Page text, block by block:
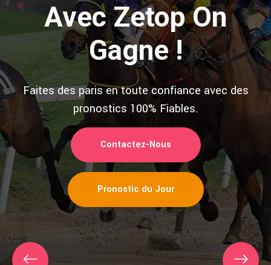
Avec Zetop On
Gagne !
Faites des paris en toute confiance avec des
pronostics 100% Fiables.
Contactez-Nous
Pronostic du Jour